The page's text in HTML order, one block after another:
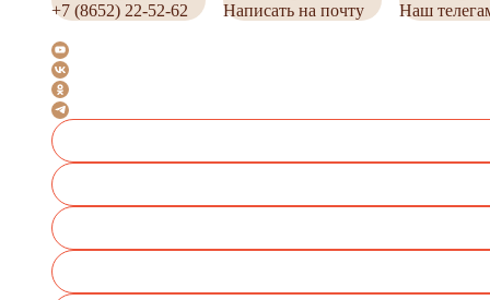
+7 (8652) 22-52-62 Написать на почту Наш